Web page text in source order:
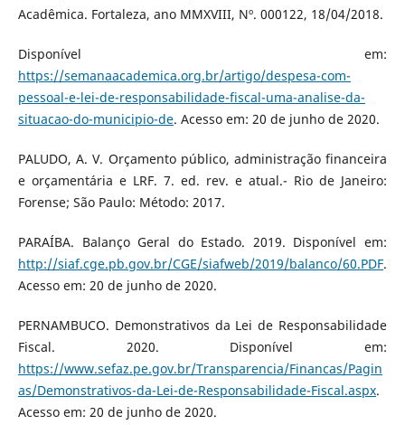
Acadêmica. Fortaleza, ano MMXVIII, Nº. 000122, 18/04/2018.
Disponível em:
https://semanaacademica.org.br/artigo/despesa-com-
pessoal-e-lei-de-responsabilidade-fiscal-uma-analise-da-
situacao-do-municipio-de. Acesso em: 20 de junho de 2020.
PALUDO, A. V. Orçamento público, administração financeira
e orçamentária e LRF. 7. ed. rev. e atual.- Rio de Janeiro:
Forense; São Paulo: Método: 2017.
PARAÍBA. Balanço Geral do Estado. 2019. Disponível em:
http://siaf.cge.pb.gov.br/CGE/siafweb/2019/balanco/60.PDF.
Acesso em: 20 de junho de 2020.
PERNAMBUCO. Demonstrativos da Lei de Responsabilidade
Fiscal. 2020. Disponível em:
https://www.sefaz.pe.gov.br/Transparencia/Financas/Pagin
as/Demonstrativos-da-Lei-de-Responsabilidade-Fiscal.aspx.
Acesso em: 20 de junho de 2020.